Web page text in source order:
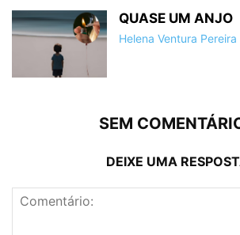
QUASE UM ANJO
Helena Ventura Pereira
SEM
DEIXE UMA